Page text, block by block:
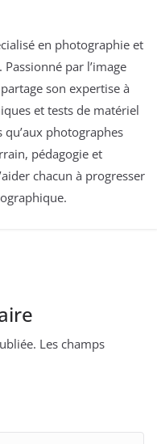
en photographie et
par l’image
son expertise à
et tests de matériel
photographes
pédagogie et
chacun à progresser
Les champs